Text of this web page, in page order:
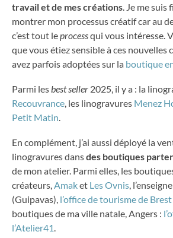
travail et de mes créations. Je me suis
montrer mon processus créatif car au
c’est tout leprocessqui vous intéresse.
que vous étiez sensible à ces nouvelles
avez parfois adoptées sur la boutique
Parmi lesbest seller 2025, il y a : la
Recouvrance, les linogravures Menez
Petit Matin.
En complément, j’ai aussi déployé la
linogravures dansdes boutiques
de mon atelier. Parmi elles, les
créateurs,Amaket Les Ovnis, l’enseigne
(Guipavas), l’office de tourisme de Brest
boutiques de ma ville natale, Angers :
l’Atelier41.